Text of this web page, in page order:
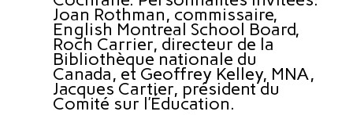
Joan Rothman, commissaire,
English Montreal School Board,
Roch Carrier, directeur de la
Bibliothèque nationale du
Canada, et Geoffrey Kelley, MNA,
Jacques Cartier, président du
Comité sur l’Éducation.